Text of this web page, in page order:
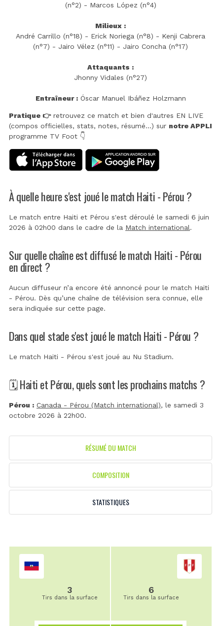
(n°2) - Marcos López (n°4)
Milieux :
André Carrillo (n°18) - Erick Noriega (n°8) - Kenji Cabrera
(n°7) - Jairo Vélez (n°11) - Jairo Concha (n°17)
Attaquants :
Jhonny Vidales (n°27)
Entraîneur :Óscar Manuel Ibáñez Holzmann
Pratique 👉retrouvez ce match et bien d'autres EN LIVE
(compos officielles, stats, notes, résumé...) sur notre APPLI
programme TV Foot 👇
À quelle heure s'est joué le match Haiti - Pérou ?
Le match entre Haiti et Pérou s'est déroulé le samedi 6 juin
2026 à 02h00 dans le cadre de la Match international.
Sur quelle chaîne est diffusé le match Haiti - Pérou
en direct ?
Aucun diffuseur n’a encore été annoncé pour le match Haiti
- Pérou. Dès qu’une chaîne de télévision sera connue, elle
sera indiquée sur cette page.
Dans quel stade s'est joué le match Haiti - Pérou ?
Le match Haiti - Pérou s'est joué au Nu Stadium.
🗓️ Haiti et Pérou, quels sont les prochains matchs ?
Pérou : Canada - Pérou (Match international), le samedi 3
octobre 2026 à 22h00.
RÉSUMÉ DU MATCH
COMPOSITION
STATISTIQUES
3
Tirs dans la surface
6
Tirs dans la surface